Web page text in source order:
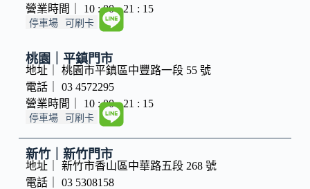
營業時間｜ 10 : 00 - 21 : 15
停車場 可刷卡
桃園｜平鎮門市
地址｜ 桃園市平鎮區中豐路一段 55 號
電話｜ 03 4572295
營業時間｜ 10 : 00 - 21 : 15
停車場 可刷卡
新竹｜新竹門市
地址｜ 新竹市香山區中華路五段 268 號
電話｜ 03 5308158